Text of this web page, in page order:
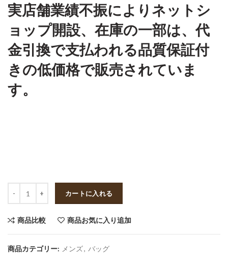
実店舗業績不振によりネットシ
ョップ開設、在庫の一部は、代
金引換で支払われる品質保証付
きの低価格で販売されていま
す。
カートに入れる
商品比較 商品お気に入り追加
商品カテゴリー: メンズ, バッグ